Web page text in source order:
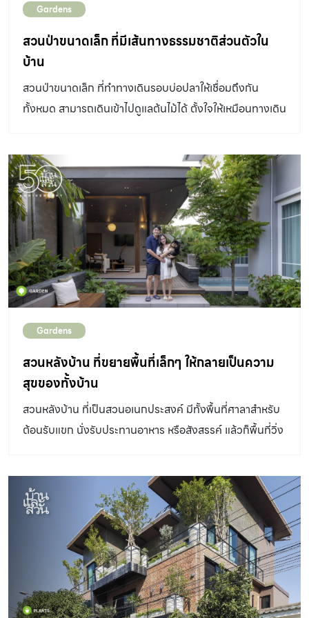
Gardens
สวนป่าขนาดเล็ก ที่มีเส้นทางธรรมชาติส่วนตัวใน
บ้าน
สวนป่าขนาดเล็ก ที่ทำทางเดินรอบบ่อปลาให้เชื่อมถึงกัน
ทั้งหมด สามารถเดินเข้าไปดูแลต้นไม้ได้ ตั้งใจให้เหมือนทางเดิน
Gardens
สวนหลังบ้าน ที่ขยายพื้นที่เล็กๆ ให้กลายเป็นความ
สุขของทั้งบ้าน
สวนหลังบ้าน ที่เป็นสวนอเนกประสงค์ มีทั้งพื้นที่ศาลาสำหรับ
ต้อนรับแขก นั่งรับประทานอาหาร หรือสังสรรค์ แล้วก็พื้นที่วิ่ง